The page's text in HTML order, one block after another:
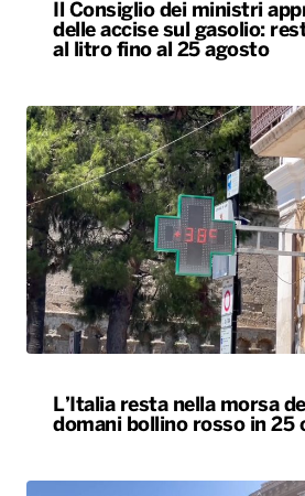
Il Consiglio dei ministri
delle accise sul gasolio:
al litro fino al 25 agosto
L’Italia resta nella morsa
domani bollino rosso in 25